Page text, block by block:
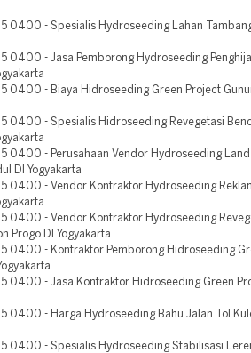
0400 - Spesialis Hydroseeding Lahan
0400 - Jasa Pemborong Hydroseeding
0400 - Biaya Hidroseeding Green Project
0400 - Spesialis Hidroseeding Revegetasi
0400 - Perusahaan Vendor Hydroseeding
DI Yogyakarta
0400 - Vendor Kontraktor Hydroseeding
0400 - Vendor Kontraktor Hydroseeding
Progo DI Yogyakarta
0400 - Kontraktor Pemborong Hidroseeding
0400 - Jasa Kontraktor Hidroseeding Green
0400 - Harga Hydroseeding Bahu Jalan Tol
0400 - Spesialis Hydroseeding Stabilisasi